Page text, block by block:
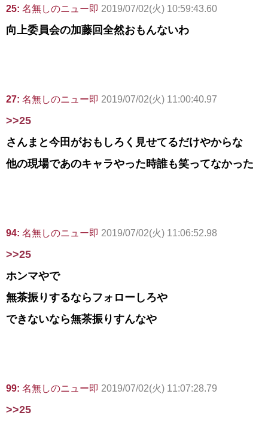
25: 名無しのニュー即 2019/07/02(火) 10:59:43.60
向上委員会の加藤回全然おもんないわ
27: 名無しのニュー即 2019/07/02(火) 11:00:40.97
>>25
さんまと今田がおもしろく見せてるだけやからな
他の現場であのキャラやった時誰も笑ってなかった
94: 名無しのニュー即 2019/07/02(火) 11:06:52.98
>>25
ホンマやで
無茶振りするならフォローしろや
できないなら無茶振りすんなや
99: 名無しのニュー即 2019/07/02(火) 11:07:28.79
>>25